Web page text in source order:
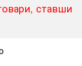
ставши